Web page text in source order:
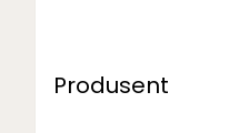
Produsent